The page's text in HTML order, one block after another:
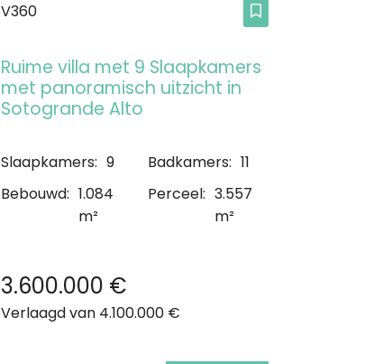
V360
Ruime villa met 9 Slaapkamers
met panoramisch uitzicht in
Sotogrande Alto
Slaapkamers: 9 Badkamers: 11
Bebouwd: 1.084
m²
Perceel: 3.557
m²
3.600.000 €
Verlaagd van 4.100.000 €